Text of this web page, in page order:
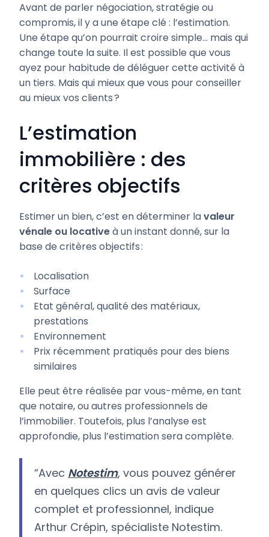
Avant de parler négociation, stratégie ou
compromis, il y a une étape clé : l’estimation.
Une étape qu’on pourrait croire simple… mais qui
change toute la suite. Il est possible que vous
ayez pour habitude de déléguer cette activité à
un tiers. Mais qui mieux que vous pour conseiller
au mieux vos clients ?
L’estimation
immobilière : des
critères objectifs
Estimer un bien, c’est en déterminer lavaleur
vénale ou locativeà un instant donné, sur la
base de critères objectifs :
Localisation
Surface
Etat général, qualité des matériaux,
prestations
Environnement
Prix récemment pratiqués pour des biens
similaires
Elle peut être réalisée par vous-même, en tant
que notaire, ou autres professionnels de
l’immobilier. Toutefois, plus l’analyse est
approfondie, plus l’estimation sera complète.
“Avec Notestim, vous pouvez générer
en quelques clics un avis de valeur
complet et professionnel, indique
Arthur Crépin, spécialiste Notestim.